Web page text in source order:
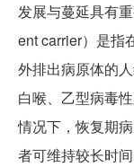
发展与蔓延具有
ent carrier）是指
外排出病原体的
白喉、乙型病毒
情况下，恢复期
者可维持较长时